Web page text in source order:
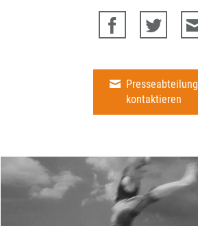
Presseabteilung
kontaktieren